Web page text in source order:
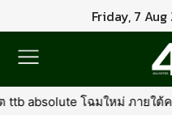
Friday, 7
ต้คอนเซ็ปต์ “North Star of